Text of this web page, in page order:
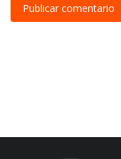
Publicar comentario